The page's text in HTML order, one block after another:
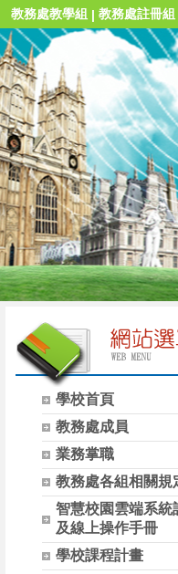
教務處教學組 | 教務處註冊組
學校首頁
教務處成員
業務掌職
教務處各組相關規
智慧校園雲端系統
及線上操作手冊
學校課程計畫